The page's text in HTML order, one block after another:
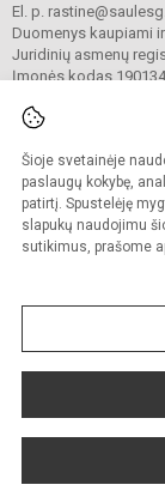
Šioje svetainėje
paslaugų kokybę,
patirtį. Spustelėję
slapukų naudojimu
sutikimus, prašome
El. p.
Duomenys kaupiami
Juridinių asmenų
Įmonės kodas
© 2023
Kopijuoti turinį
Sumanus